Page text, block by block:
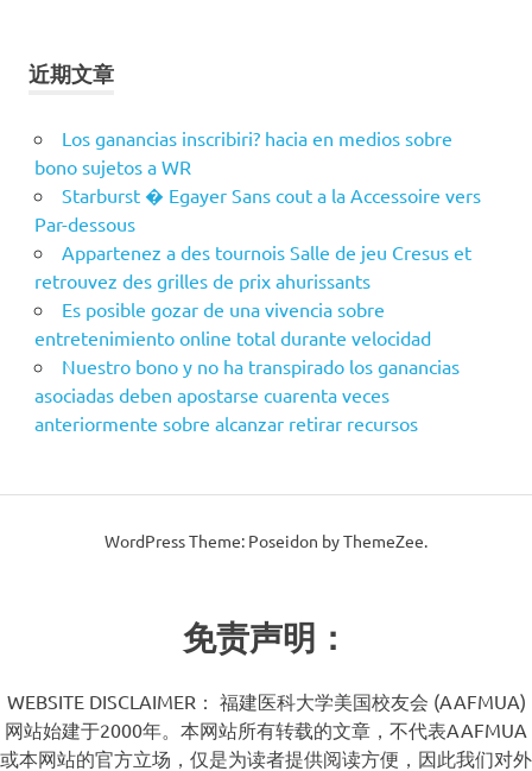
近期文章
Los ganancias inscribiri? hacia en medios sobre
bono sujetos a WR
Starburst � Egayer Sans cout a la Accessoire vers
Par-dessous
Appartenez a des tournois Salle de jeu Cresus et
retrouvez des grilles de prix ahurissants
Es posible gozar de una vivencia sobre
entretenimiento online total durante velocidad
Nuestro bono y no ha transpirado los ganancias
asociadas deben apostarse cuarenta veces
anteriormente sobre alcanzar retirar recursos
WordPress Theme: Poseidon by ThemeZee.
免责声明：
WEBSITE DISCLAIMER： 福建医科大学美国校友会 (AAFMUA)
网站始建于2000年。本网站所有转载的文章，不代表AAFMUA
或本网站的官方立场，仅是为读者提供阅读方便，因此我们对外